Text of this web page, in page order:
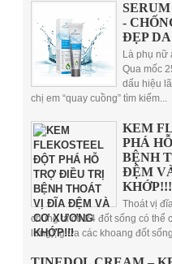
-
ĐẸP
Là phụ nữ
Qua mốc
dấu hiệu
chị em “quay cuồng” tìm kiếm...
KEM
PHÁ
BỆNH
ĐỆM
KHỚP!!!
Thoát vị
chúng ta có 24 đốt sống có thể
lưng), giữa các khoang đốt sống